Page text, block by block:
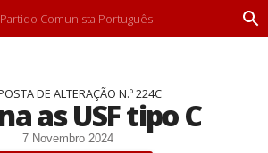
Partido Comunista Português
P
DE ALTERAÇÃO N.º 224C
as USF tipo C
7 Novembro 2024